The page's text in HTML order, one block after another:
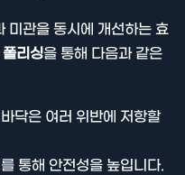
미관을 동시에 개선하는 효
리싱을 통해 다음과 같은
닥은 여러 위반에 저항할
통해 안전성을 높입니다.